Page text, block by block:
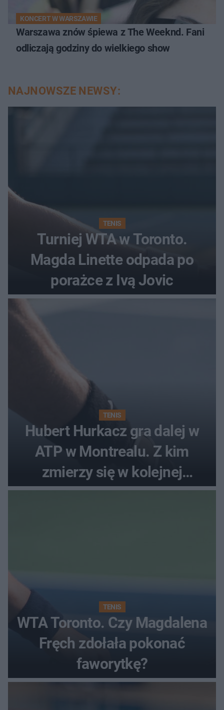
KONCERT W WARSZAWIE
Warszawa znów śpiewa z The Weeknd. Fani
odliczają godziny do wielkiego show
NAJNOWSZE NEWSY:
TENIS
Turniej WTA w Toronto.
Magda Linette odpada po
porażce z Ivą Jovic
TENIS
Hubert Hurkacz gra dalej w
ATP w Montrealu. Z kim
zmierzy się w kolejnej
rundzie?
TENIS
WTA Toronto. Czy Magdalena
Fręch zdołała pokonać
faworytkę?